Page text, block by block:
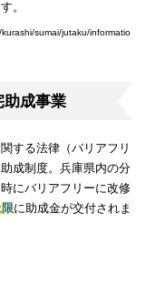
。
sumai/jutaku/informatio
成事業
する法律（バリアフリ
成制度。兵庫県内の分
にバリアフリーに改修
に助成金が交付されま